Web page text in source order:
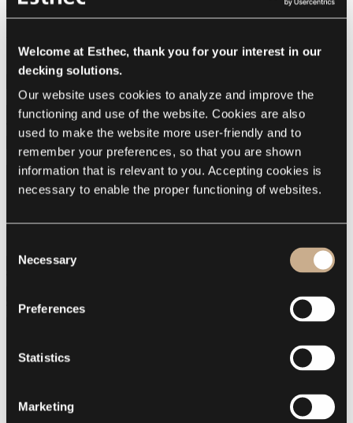
Welcome at Esthec, thank you for your interest in our
decking solutions.
Our website uses cookies to analyze and improve the
functioning and use of the website. Cookies are also
used to make the website more user-friendly and to
remember your preferences, so that you are shown
information that is relevant to you. Accepting cookies is
necessary to enable the proper functioning of websites.
Selection
Necessary
Preferences
Statistics
Marketing
Naam
Bedrijf(optioneel)
Type
Land
Contact mij via
Telefoon
Toelichting, reden voor contact